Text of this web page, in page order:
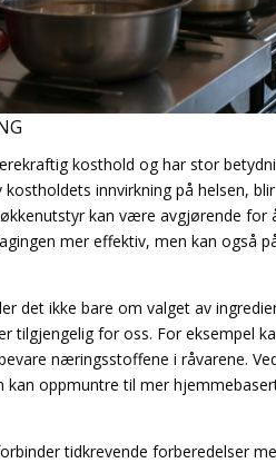
kosthold og har stor
innvirkning på helsen,
kan være avgjørende
mer effektiv, men kan også
det ikke bare om valget av
tilgjengelig for oss. For eksempel
næringsstoffene i råvarene.
kan oppmuntre til mer
tidkrevende forberedelser